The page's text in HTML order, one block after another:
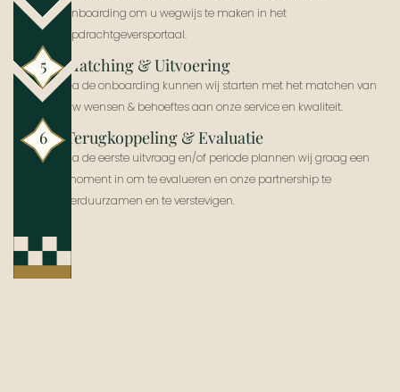
onboarding om u wegwijs te maken in het
opdrachtgeversportaal.
5 Matching & Uitvoering
Na de onboarding kunnen wij starten met het matchen van
uw wensen & behoeftes aan onze service en kwaliteit.
6 Terugkoppeling & Evaluatie
Na de eerste uitvraag en/of periode plannen wij graag een
moment in om te evalueren en onze partnership te
verduurzamen en te verstevigen.